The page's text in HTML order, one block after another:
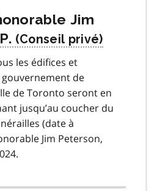
Jim
les édifices et
de
de Toronto seront en
jusqu’au coucher du
(date à
Jim Peterson,